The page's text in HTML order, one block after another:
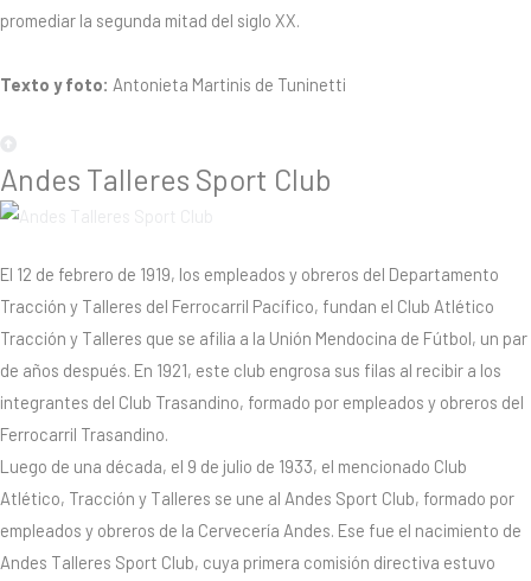
promediar la segunda mitad del siglo XX.
Texto y foto: Antonieta Martinis de Tuninetti
Andes Talleres Sport Club
El 12 de febrero de 1919, los empleados y obreros del Departamento
Tracción y Talleres del Ferrocarril Pacífico, fundan el Club Atlético
Tracción y Talleres que se afilia a la Unión Mendocina de Fútbol, un par
de años después. En 1921, este club engrosa sus filas al recibir a los
integrantes del Club Trasandino, formado por empleados y obreros del
Ferrocarril Trasandino.
Luego de una década, el 9 de julio de 1933, el mencionado Club
Atlético, Tracción y Talleres se une al Andes Sport Club, formado por
empleados y obreros de la Cervecería Andes. Ese fue el nacimiento de
Andes Talleres Sport Club, cuya primera comisión directiva estuvo